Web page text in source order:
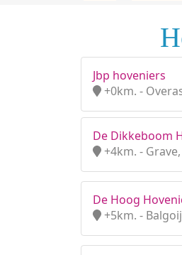
Jbp hoveniers
+0km. -
De Dikkeboom
+4km. -
De Hoog
+5km. -